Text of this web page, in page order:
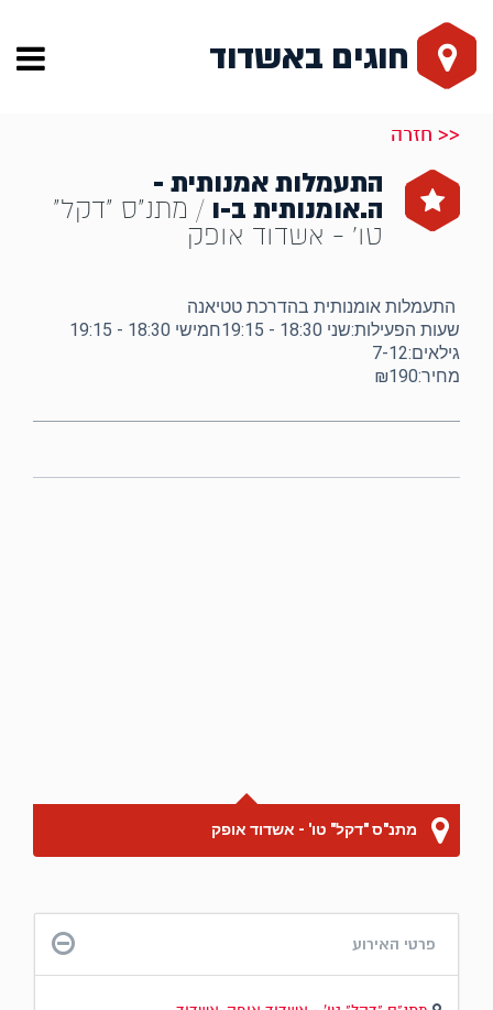
חוגים באשדוד
<< חזרה
התעמלות אמנותית -
ה.אומנותית ב-ו / מתנ"ס "דקל"
טו' - אשדוד אופק
התעמלות אומנותית בהדרכת טטיאנה
שעות הפעילות:שני 18:30 - 19:15חמישי 18:30 - 19:15
גילאים:7-12
מחיר:₪190
מתנ"ס "דקל" טו' - אשדוד אופק
פרטי האירוע